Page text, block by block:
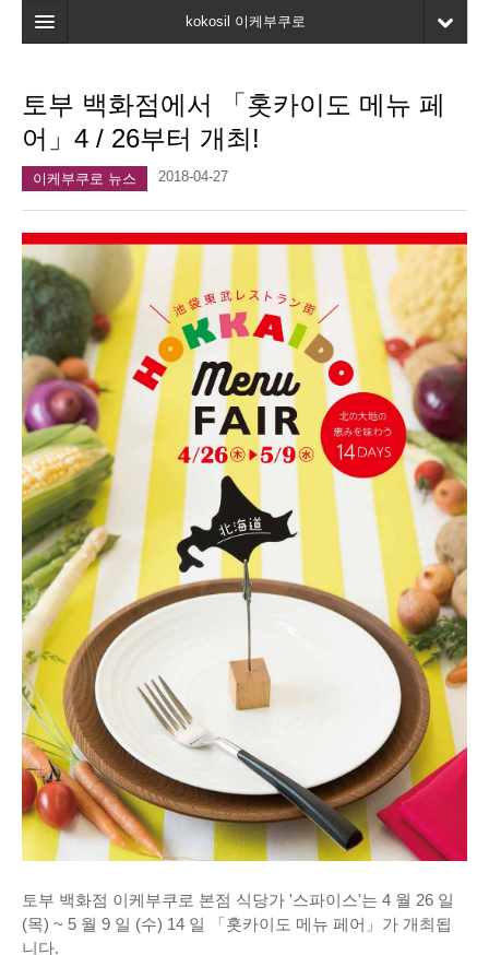
kokosil 이케부쿠로
지도
최신정보
마이페이지
즐겨찾기
토부 백화점에서 「홋카이도 메뉴 페
어」4 / 26부터 개최!
이케부쿠로 뉴스 2018-04-27
토부 백화점 이케부쿠로 본점 식당가 '스파이스'는 4 월 26 일
(목) ~ 5 월 9 일 (수) 14 일 「홋카이도 메뉴 페어」가 개최됩
니다.